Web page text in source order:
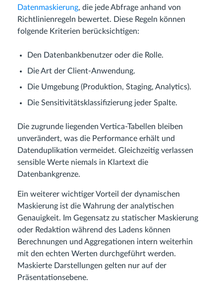
Datenmaskierung, die jede Abfrage anhand von
Richtlinienregeln bewertet. Diese Regeln können
folgende Kriterien berücksichtigen:
Den Datenbankbenutzer oder die Rolle.
Die Art der Client-Anwendung.
Die Umgebung (Produktion, Staging, Analytics).
Die Sensitivitätsklassifizierung jeder Spalte.
Die zugrunde liegenden Vertica-Tabellen bleiben
unverändert, was die Performance erhält und
Datenduplikation vermeidet. Gleichzeitig verlassen
sensible Werte niemals in Klartext die
Datenbankgrenze.
Ein weiterer wichtiger Vorteil der dynamischen
Maskierung ist die Wahrung der analytischen
Genauigkeit. Im Gegensatz zu statischer Maskierung
oder Redaktion während des Ladens können
Berechnungen und Aggregationen intern weiterhin
mit den echten Werten durchgeführt werden.
Maskierte Darstellungen gelten nur auf der
Präsentationsebene.